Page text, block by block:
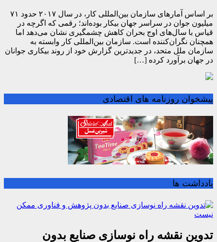
بر اساس آمارهای سازمان بین‌المللی کار، در سال ۲۰۱۷ حدود ۷۱
میلیون جوان در سراسر جهان بیکار بوده‌اند؛ رقمی که اگرچه در
قیاس با سال‌های اوج بحران کاهش چشمگیری نشان می‌دهد اما
همچنان نگران‌کننده است. سازمان بین‌المللی کار وابسته به
سازمان ملل متحد، در جدیدترین گزارش خود از روند بیکاری جوانان
در جهان برآورد کرده […]
پیشخوان روزنامه های اقتصادی
یادداشت ها
تدوین نقشه راه نوسازی صنایع بدون